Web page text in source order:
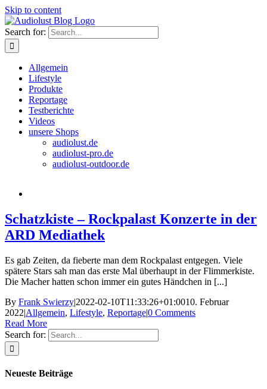
Skip to content
Search for:
Allgemein
Lifestyle
Produkte
Reportage
Testberichte
Videos
unsere Shops
audiolust.de
audiolust-pro.de
audiolust-outdoor.de
Schatzkiste – Rockpalast Konzerte in der
ARD Mediathek
Es gab Zeiten, da fieberte man dem Rockpalast entgegen. Viele
spätere Stars sah man das erste Mal überhaupt in der Flimmerkiste.
Die Macher hatten schon immer ein gutes Händchen in [...]
By Frank Swierzy|2022-02-10T11:33:26+01:0010. Februar
2022|Allgemein, Lifestyle, Reportage|0 Comments
Read More
Search for:
Neueste Beiträge